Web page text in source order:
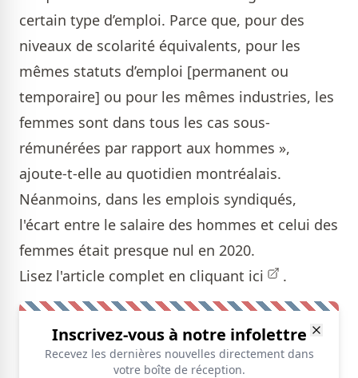
certain type d’emploi. Parce que, pour des
niveaux de scolarité équivalents, pour les
mêmes statuts d’emploi [permanent ou
temporaire] ou pour les mêmes industries, les
femmes sont dans tous les cas sous-
rémunérées par rapport aux hommes »,
ajoute-t-elle au quotidien montréalais.
Néanmoins, dans les emplois syndiqués,
l'écart entre le salaire des hommes et celui des
femmes était presque nul en 2020.
Lisez l'article complet en cliquant ici .
Inscrivez-vous à notre infolettre
Recevez les dernières nouvelles directement dans
votre boîte de réception.